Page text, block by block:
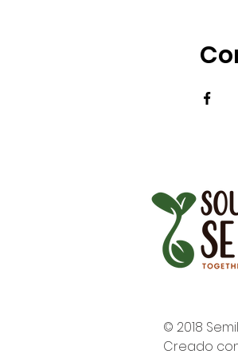
© 2018
Creado